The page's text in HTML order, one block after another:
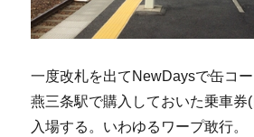
一度改札を出てNewDaysで缶コ
燕三条駅で購入しておいた乗車券
入場する。いわゆるワープ敢行。